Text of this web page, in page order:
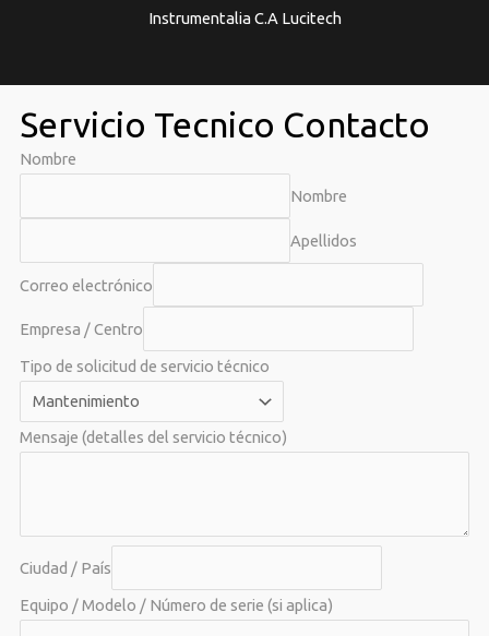
Instrumentalia C.A Lucitech
Servicio Tecnico Contacto
/
Empresa
Nombre
Nombre
Apellidos
Correo electrónico
Empresa / Centro
Tipo de solicitud de servicio técnico
Mensaje (detalles del servicio técnico)
Ciudad / País
Equipo / Modelo / Número de serie (si aplica)